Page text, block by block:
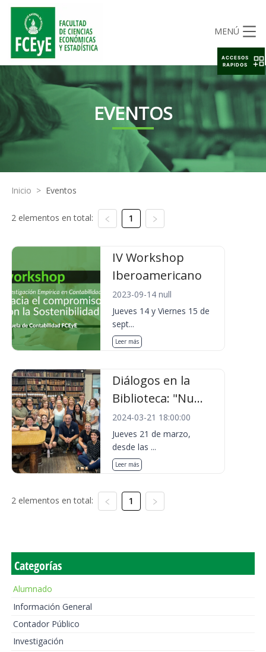
MENÚ
EVENTOS
Inicio > Eventos
2 elementos en total: 1
IV Workshop
Iberoamericano
2023-09-14 null
Jueves 14 y Viernes 15 de
sept...
Leer más
Diálogos en la
Biblioteca: "Nu...
2024-03-21 18:00:00
Jueves 21 de marzo,
desde las ...
Leer más
2 elementos en total: 1
Categorías
Alumnado
Información General
Contador Público
Investigación
ACCESOS
RAPIDOS